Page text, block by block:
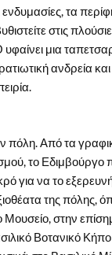
τα
στις
μια
ανδρεία και
πόλη. Από τα
το Εδιμβούργο
για να το
της πόλης,
στην
Βοτανικό Κήπο